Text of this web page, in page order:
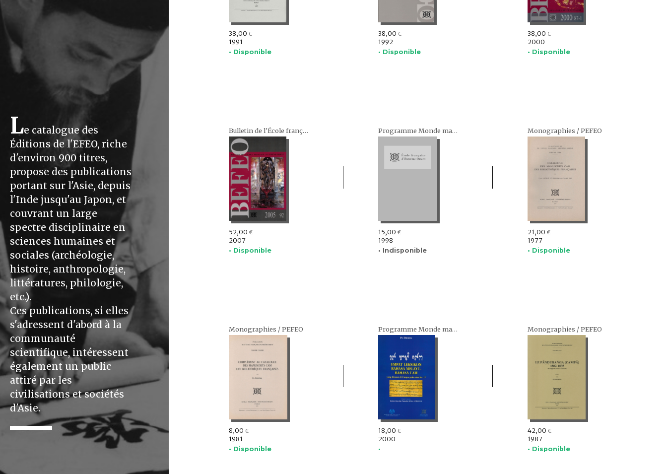
Le catalogue des
Éditions de l'EFEO, riche
d'environ 900 titres,
propose des publications
portant sur l'Asie, depuis
l'Inde jusqu'au Japon, et
couvrant un large
spectre disciplinaire en
sciences humaines et
sociales (archéologie,
histoire, anthropologie,
littératures, philologie,
etc.).
Ces publications, si elles
s'adressent d'abord à la
communauté
scientifique, intéressent
également un public
attiré par les
civilisations et sociétés
d'Asie.
38,00 €
1991
• Disponible
38,00 €
1992
• Disponible
38,00 €
2000
• Disponible
Bulletin de l'École française d'Extrême-Orient (BEFEO)
52,00 €
2007
• Disponible
Programme Monde malais - Monde indochinois (Dunia Melayu - Dunia Indochina)
15,00 €
1998
• Indisponible
Monographies / PEFEO
21,00 €
1977
• Disponible
Monographies / PEFEO
8,00 €
1981
• Disponible
Programme Monde malais - Monde indochinois (Dunia Melayu - Dunia Indochina)
18,00 €
2000
•
Monographies / PEFEO
42,00 €
1987
• Disponible